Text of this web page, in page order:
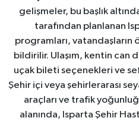
gelişmeler, bu başlık
tarafından planlanan
programları, vatandaşların
bildirilir. Ulaşım, kentin can
uçak bileti seçenekleri ve
Şehir içi veya şehirlerarası
araçları ve trafik
alanında, Isparta Şehir